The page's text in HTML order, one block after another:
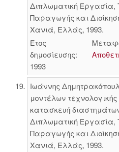
Διπλωματική
Παραγωγής και
Χανιά, Ελλάς, 1993.
Έτος
δημοσίευσης:
1993
Ιωάννης
μοντέλων
κατασκευή
Διπλωματική
Παραγωγής και
Χανιά, Ελλάς, 1993.